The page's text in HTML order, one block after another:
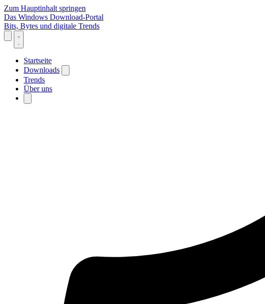
Zum Hauptinhalt springen
Das Windows Download-Portal
Bits, Bytes und digitale Trends
Startseite
Downloads
Trends
Über uns